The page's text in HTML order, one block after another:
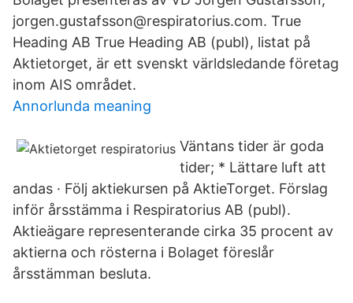
jorgen.gustafsson@respiratorius.com. True
Heading AB True Heading AB (publ), listat på
Aktietorget, är ett svenskt världsledande företag
inom AIS området.
Annorlunda meaning
Väntans tider är goda
tider; * Lättare luft att
andas · Följ aktiekursen på AktieTorget. Förslag
inför årsstämma i Respiratorius AB (publ).
Aktieägare representerande cirka 35 procent av
aktierna och rösterna i Bolaget föreslår
årsstämman besluta.